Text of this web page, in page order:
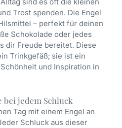
Trost spenden. Die Engel
– perfekt für deinen
Schokolade oder jedes
dir Freude bereitet. Diese
Trinkgefäß; sie ist ein
und Inspiration in
jedem Schluck
Tag mit einem Engel an
Schluck aus dieser